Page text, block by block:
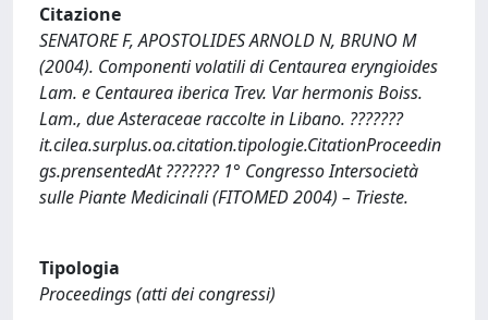
Citazione
SENATORE F, APOSTOLIDES ARNOLD N, BRUNO M
(2004). Componenti volatili di Centaurea eryngioides
Lam. e Centaurea iberica Trev. Var hermonis Boiss.
Lam., due Asteraceae raccolte in Libano. ???????
it.cilea.surplus.oa.citation.tipologie.CitationProceedin
gs.prensentedAt ??????? 1° Congresso Intersocietà
sulle Piante Medicinali (FITOMED 2004) – Trieste.
Tipologia
Proceedings (atti dei congressi)